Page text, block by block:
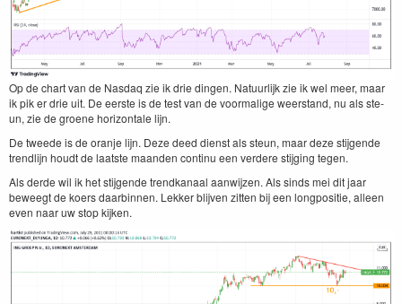
Op de chart van de Nas­daq zie ik drie din­gen. Natu­urlijk zie ik wel meer, maar
ik pik er drie uit. De eerste is de test van de voor­ma­lige weer­stand, nu als ste­
un, zie de groene hor­i­zon­tale lijn.
De tweede is de oran­je lijn. Deze deed dienst als ste­un, maar deze sti­j­gende
trendli­jn houdt de laat­ste maan­den con­tinu een verdere sti­jging tegen.
Als derde wil ik het sti­j­gende trend­kanaal aan­wi­jzen. Als sinds mei dit jaar
beweegt de koers daarbin­nen. Lekker bli­jven zit­ten bij een long­posi­tie, alleen
even naar uw stop kijken.